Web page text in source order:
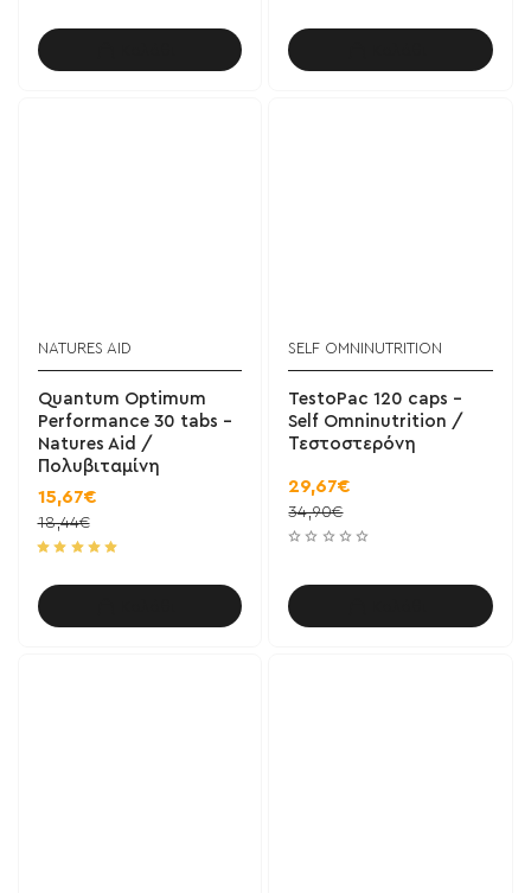
NATURES AID
Quantum Optimum
Performance 30 tabs -
Natures Aid /
Πολυβιταμίνη
15,67€
18,44€
SELF OMNINUTRITION
TestoPac 120 caps -
Self Omninutrition /
Τεστοστερόνη
29,67€
34,90€